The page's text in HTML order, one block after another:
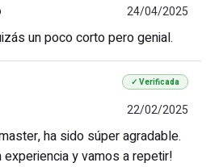
24/04/2025
un poco corto pero genial.
✓ Verificada
22/02/2025
ha sido súper agradable.
experiencia y vamos a repetir!